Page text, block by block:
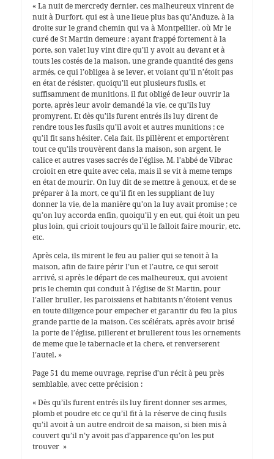
« La nuit de mercredy dernier, ces malheureux vinrent de
nuit à Durfort, qui est à une lieue plus bas qu’Anduze, à la
droite sur le grand chemin qui va à Montpellier, où Mr le
curé de St Martin demeure ; ayant frappé fortement à la
porte, son valet luy vint dire qu’il y avoit au devant et à
touts les costés de la maison, une grande quantité des gens
armés, ce qui l’obligea à se lever, et voiant qu’il n’étoit pas
en état de résister, quoiqu’il eut plusieurs fusils, et
suffisamment de munitions, il fut obligé de leur ouvrir la
porte, après leur avoir demandé la vie, ce qu’ils luy
promyrent. Et dès qu’ils furent entrés ils luy dirent de
rendre tous les fusils qu’il avoit et autres munitions ; ce
qu’il fit sans hésiter. Cela fait, ils pillèrent et emportèrent
tout ce qu’ils trouvèrent dans la maison, son argent, le
calice et autres vases sacrés de l’église. M. l’abbé de Vibrac
croioit en etre quite avec cela, mais il se vit à meme temps
en état de mourir. On luy dit de se mettre à genoux, et de se
préparer à la mort, ce qu’il fit en les suppliant de luy
donner la vie, de la manière qu’on la luy avait promise ; ce
qu’on luy accorda enfin, quoiqu’il y en eut, qui étoit un peu
plus loin, qui crioit toujours qu’il le falloit faire mourir, etc.
etc.
Après cela, ils mirent le feu au palier qui se tenoit à la
maison, afin de faire périr l’un et l’autre, ce qui seroit
arrivé, si après le départ de ces malheureux, qui avoient
pris le chemin qui conduit à l’église de St Martin, pour
l’aller bruller, les paroissiens et habitants n’étoient venus
en toute diligence pour empecher et garantir du feu la plus
grande partie de la maison. Ces scélérats, après avoir brisé
la porte de l’église, pillerent et brullerent tous les ornements
de meme que le tabernacle et la chere, et renverserent
l’autel. »
Page 51 du meme ouvrage, reprise d’un récit à peu près
semblable, avec cette précision :
« Dès qu’ils furent entrés ils luy firent donner ses armes,
plomb et poudre etc ce qu’il fit à la réserve de cinq fusils
qu’il avoit à un autre endroit de sa maison, si bien mis à
couvert qu’il n’y avoit pas d’apparence qu’on les put
trouver »